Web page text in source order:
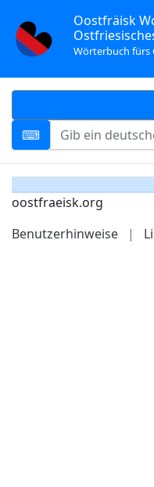
Oostfräisk
Wörterbuch fürs
oostfraeisk.org
Benutzerhinweise
|